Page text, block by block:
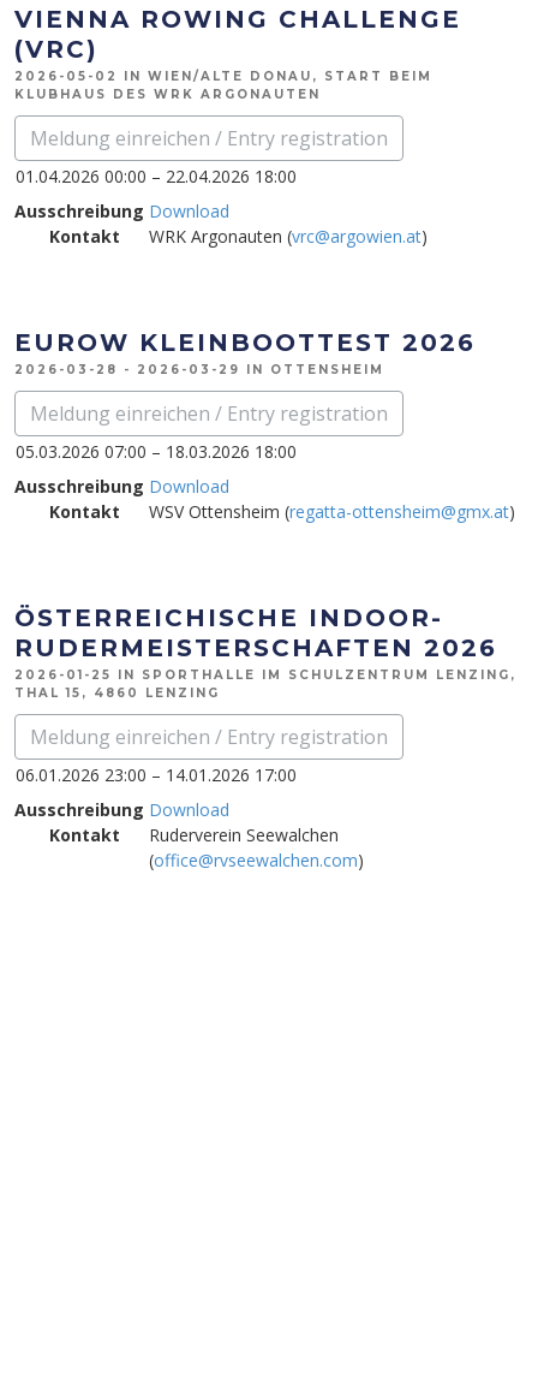
VIENNA ROWING CHALLENGE
(VRC)
2026-05-02 IN WIEN/ALTE DONAU, START BEIM
KLUBHAUS DES WRK ARGONAUTEN
Meldung einreichen / Entry registration
01.04.2026 00:00 – 22.04.2026 18:00
Ausschreibung
Kontakt
Download
WRK Argonauten (vrc@argowien.at)
EUROW KLEINBOOTTEST 2026
2026-03-28 - 2026-03-29 IN OTTENSHEIM
Meldung einreichen / Entry registration
05.03.2026 07:00 – 18.03.2026 18:00
Ausschreibung
Kontakt
Download
WSV Ottensheim (regatta-ottensheim@gmx.at)
ÖSTERREICHISCHE INDOOR-
RUDERMEISTERSCHAFTEN 2026
2026-01-25 IN SPORTHALLE IM SCHULZENTRUM LENZING,
THAL 15, 4860 LENZING
Meldung einreichen / Entry registration
06.01.2026 23:00 – 14.01.2026 17:00
Ausschreibung
Kontakt
Download
Ruderverein Seewalchen
(office@rvseewalchen.com)